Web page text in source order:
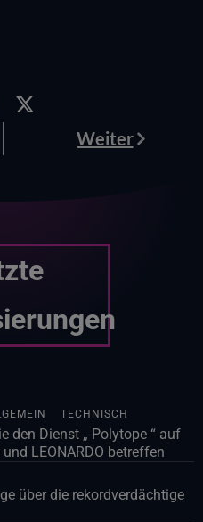
WeiterWeiter
TECHNISCH
den Dienst „ Polytope “ auf
LEONARDO betreffen
über die rekordverdächtige